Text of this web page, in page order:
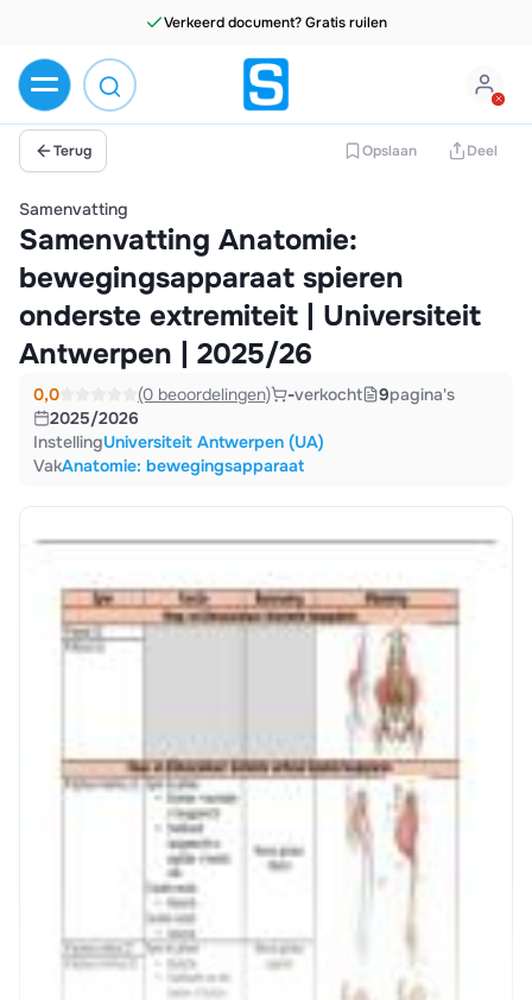
Verkeerd document? Gratis ruilen
Terug Opslaan Deel
Samenvatting
Samenvatting Anatomie:
bewegingsapparaat spieren
onderste extremiteit | Universiteit
Antwerpen | 2025/26
0,0 (0 beoordelingen) -verkocht 9pagina's
2025/2026
InstellingUniversiteit Antwerpen (UA)
VakAnatomie: bewegingsapparaat